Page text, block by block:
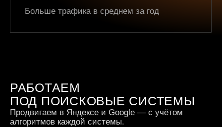
Больше трафика в среднем за год
РАБОТАЕМ
ПОД ПОИСКОВЫЕ СИСТЕМЫ
Продвигаем в Яндексе и Google — с учётом
алгоритмов каждой системы.